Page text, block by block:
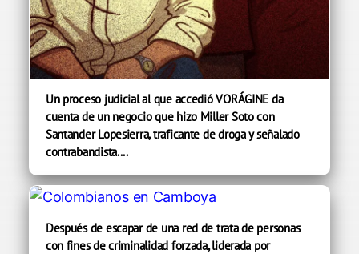
Un proceso judicial al que accedió VORÁGINE da
cuenta de un negocio que hizo Miller Soto con
Santander Lopesierra, traficante de droga y señalado
contrabandista....
Después de escapar de una red de trata de personas
con fines de criminalidad forzada, liderada por